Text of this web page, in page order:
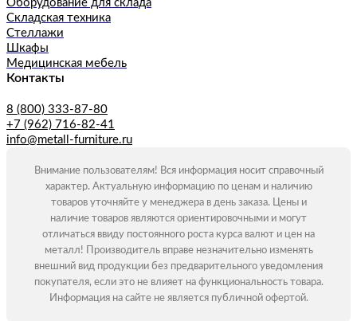
Оборудование для склада
Складская техника
Стеллажи
Шкафы
Медицинская мебель
Контакты
8 (800) 333-87-80
+7 (962) 716-82-41
info@metall-furniture.ru
Внимание пользователям! Вся информация носит справочный
характер. Актуальную информацию по ценам и наличию
товаров уточняйте у менеджера в день заказа. Цены и
наличие товаров являются ориентировочными и могут
отличаться ввиду постоянного роста курса валют и цен на
металл! Производитель вправе незначительно изменять
внешний вид продукции без предварительного уведомления
покупателя, если это не влияет на функциональность товара.
Информация на сайте не является публичной офертой.